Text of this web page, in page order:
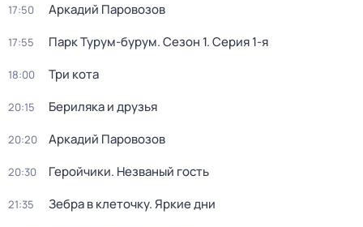
17:50 Аркадий Паровозов
17:55 Парк Турум-бурум. Сезон 1. Серия 1-я
18:00 Три кота
20:15 Бериляка и друзья
20:20 Аркадий Паровозов
20:30 Геройчики. Незваный гость
21:35 Зебра в клеточку. Яркие дни